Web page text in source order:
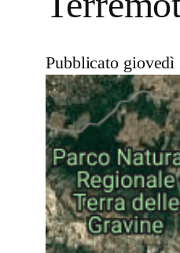
Pubblicato giovedì